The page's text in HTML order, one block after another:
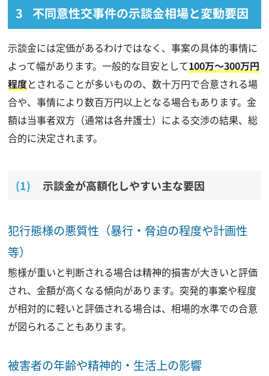
不同意性交事件の示談金相場と変動要因
示談金には定価があるわけではなく、事案の具体的事情に
よって幅があります。一般的な目安として100万～300万円
程度とされることが多いものの、数十万円で合意される場
合や、事情により数百万円以上となる場合もあります。金
額は当事者双方（通常は各弁護士）による交渉の結果、総
合的に決定されます。
示談金が高額化しやすい主な要因
犯行態様の悪質性（暴行・脅迫の程度や計画性
等）
態様が重いと判断される場合は精神的損害が大きいと評価
され、金額が高くなる傾向があります。突発的事案や程度
が相対的に軽いと評価される場合は、相場的水準での合意
が図られることもあります。
被害者の年齢や精神的・生活上の影響